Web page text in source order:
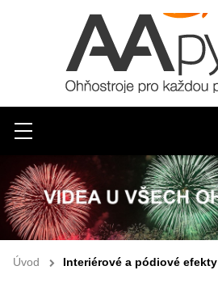
Hledat
Menu
Úvod Interiérové a pódiové efekty